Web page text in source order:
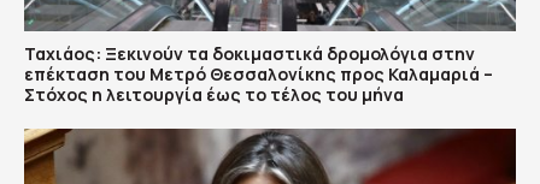
Ταχιάος: Ξεκινούν τα δοκιμαστικά δρομολόγια στην
επέκταση του Μετρό Θεσσαλονίκης προς Καλαμαριά –
Στόχος η λειτουργία έως το τέλος του μήνα